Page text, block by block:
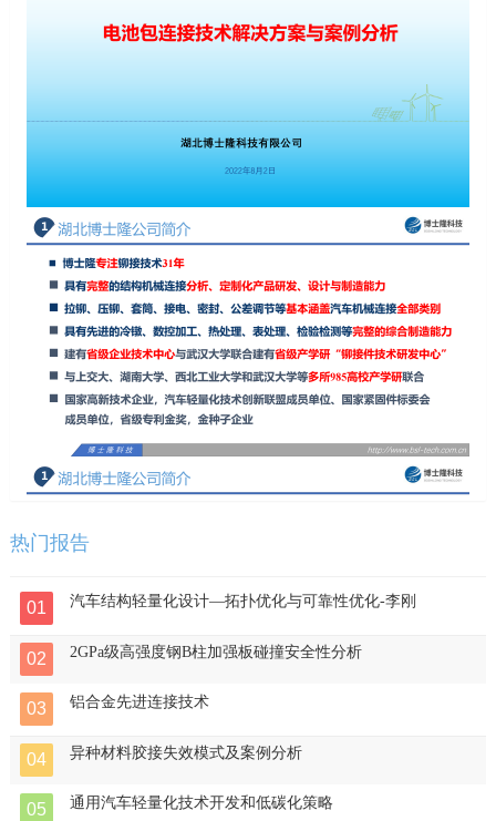
热门报告
01 汽车结构轻量化设计—拓扑优化与可靠性优化-李刚
02 2GPa级高强度钢B柱加强板碰撞安全性分析
03 铝合金先进连接技术
04 异种材料胶接失效模式及案例分析
05 通用汽车轻量化技术开发和低碳化策略